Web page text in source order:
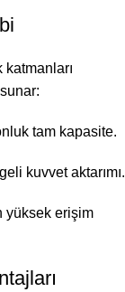
tam kapasite.
kuvvet aktarımı.
yüksek erişim